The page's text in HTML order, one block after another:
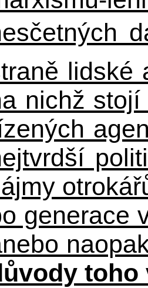
lidské
nichž
generace
toho